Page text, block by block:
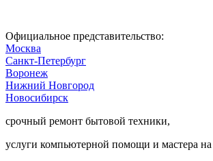
Официальное представительство:
Москва
Санкт-Петербург
Воронеж
Нижний Новгород
Новосибирск
срочный ремонт бытовой техники,
услуги компьютерной помощи и мастера на